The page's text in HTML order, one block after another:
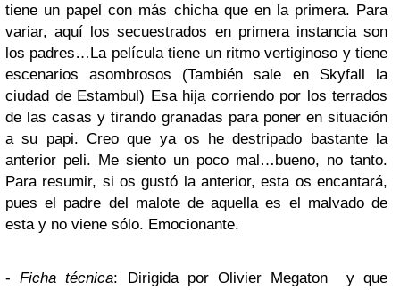
tiene un papel con más chicha que en la primera. Para
variar, aquí los secuestrados en primera instancia son
los padres…La película tiene un ritmo vertiginoso y tiene
escenarios asombrosos (También sale en Skyfall la
ciudad de Estambul) Esa hija corriendo por los terrados
de las casas y tirando granadas para poner en situación
a su papi. Creo que ya os he destripado bastante la
anterior peli. Me siento un poco mal…bueno, no tanto.
Para resumir, si os gustó la anterior, esta os encantará,
pues el padre del malote de aquella es el malvado de
esta y no viene sólo. Emocionante.
-Ficha técnica: Dirigida por Olivier Megaton y que